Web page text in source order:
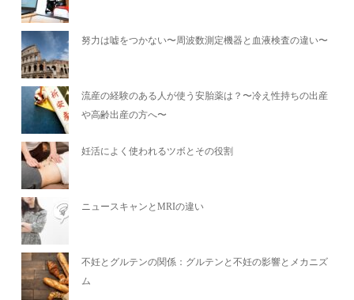
努力は嘘をつかない〜周波数測定機器と血液検査の違い〜
流産の経験のある人が使う安胎薬は？〜冷え性持ちの出産
や高齢出産の方へ〜
妊活によく使われるツボとその役割
ニュースキャンとMRIの違い
不妊とグルテンの関係：グルテンと不妊の影響とメカニズ
ム